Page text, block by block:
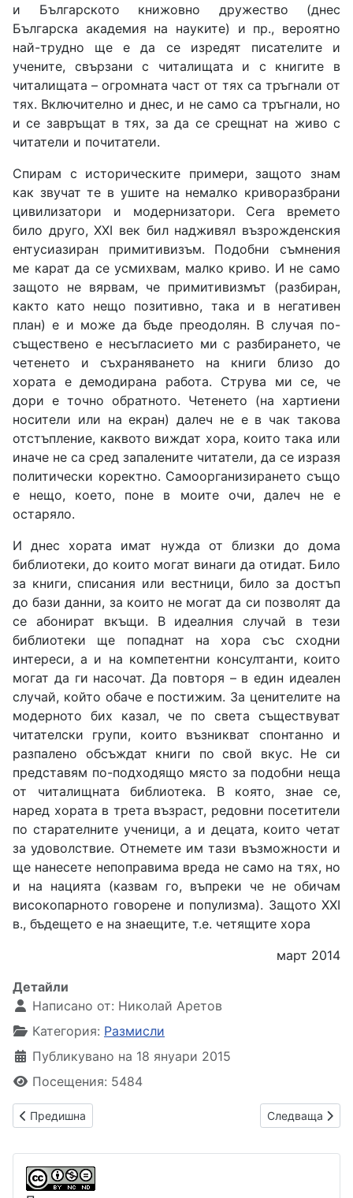
и Българското книжовно дружество (днес
Българска академия на науките) и пр., вероятно
най-трудно ще е да се изредят писателите и
учените, свързани с читалищата и с книгите в
читалищата – огромната част от тях са тръгнали от
тях. Включително и днес, и не само са тръгнали, но
и се завръщат в тях, за да се срещнат на живо с
читатели и почитатели.
Спирам с историческите примери, защото знам
как звучат те в ушите на немалко криворазбрани
цивилизатори и модернизатори. Сега времето
било друго, ХХІ век бил надживял възрожденския
ентусиазиран примитивизъм. Подобни съмнения
ме карат да се усмихвам, малко криво. И не само
защото не вярвам, че примитивизмът (разбиран,
както като нещо позитивно, така и в негативен
план) е и може да бъде преодолян. В случая по-
съществено е несъгласието ми с разбирането, че
четенето и съхраняването на книги близо до
хората е демодирана работа. Струва ми се, че
дори е точно обратното. Четенето (на хартиени
носители или на екран) далеч не е в чак такова
отстъпление, каквото виждат хора, които така или
иначе не са сред запалените читатели, да се изразя
политически коректно. Самоорганизирането също
е нещо, което, поне в моите очи, далеч не е
остаряло.
И днес хората имат нужда от близки до дома
библиотеки, до които могат винаги да отидат. Било
за книги, списания или вестници, било за достъп
до бази данни, за които не могат да си позволят да
се абонират вкъщи. В идеалния случай в тези
библиотеки ще попаднат на хора със сходни
интереси, а и на компетентни консултанти, които
могат да ги насочат. Да повторя – в един идеален
случай, който обаче е постижим. За ценителите на
модерното бих казал, че по света съществуват
читателски групи, които възникват спонтанно и
разпалено обсъждат книги по свой вкус. Не си
представям по-подходящо място за подобни неща
от читалищната библиотека. В която, знае се,
наред хората в трета възраст, редовни посетители
по старателните ученици, а и децата, които четат
за удоволствие. Отнемете им тази възможности и
ще нанесете непоправима вреда не само на тях, но
и на нацията (казвам го, въпреки че не обичам
високопарното говорене и популизма). Защото ХХІ
в., бъдещето е на знаещите, т.е. четящите хора
март 2014
Детайли
Написано от: Николай Аретов
Категория: Размисли
Публикувано на 18 януари 2015
Посещения: 5484
Предишна статия: Пак за Националната библиотека
Предишна Следваща
Следваща